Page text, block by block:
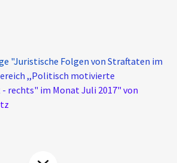
"Juristische Folgen von Straftaten im
,,Politisch motivierte
rechts" im Monat Juli 2017" von